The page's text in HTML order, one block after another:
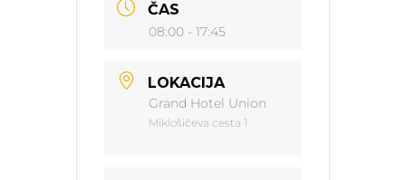
ČAS
08:00 - 17:45
LOKACIJA
Grand Hotel Union
Miklošičeva cesta 1